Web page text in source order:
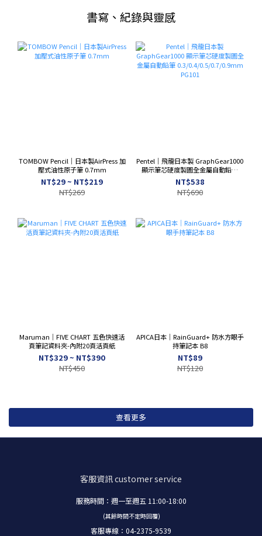
書寫、紀錄與靈感
TOMBOW Pencil｜日本製AirPress 加
壓式油性原子筆 0.7mm
NT$29 ~ NT$219
NT$269
Pentel｜飛龍日本製 GraphGear1000
顯示筆芯硬度製圖全金屬自動鉛筆
0.3/0.4/0.5/0.7/0.9mm PG101
NT$538
NT$690
Maruman｜FIVE CHART 五色快速活
頁筆記資料夾-內附20頁活頁紙
NT$329 ~ NT$390
NT$450
APICA日本｜RainGuard+ 防水方眼手
持筆記本 B8
NT$89
NT$120
查看更多
客服資訊customer service
服務時間：週一至週五 11:00-18:00
(其餘時間不定時回覆)
客服專線：04-2375-9539